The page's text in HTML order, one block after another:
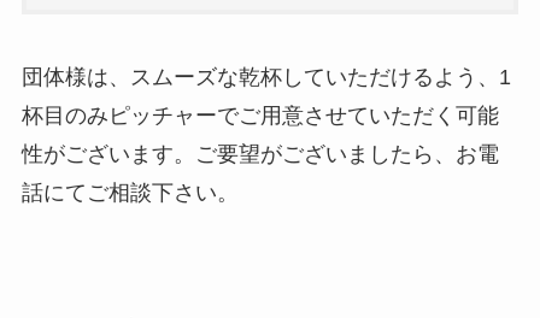
団体様は、スムーズな乾杯していただけるよう、1
杯目のみピッチャーでご用意させていただく可能
性がございます。ご要望がございましたら、お電
話にてご相談下さい。